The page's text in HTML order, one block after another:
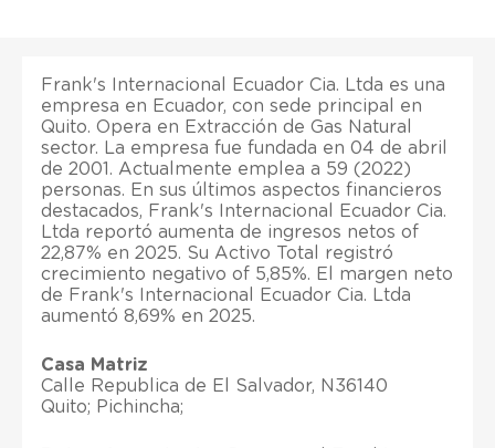
Frank's Internacional Ecuador Cia. Ltda es una
empresa en Ecuador, con sede principal en
Quito. Opera en Extracción de Gas Natural
sector. La empresa fue fundada en 04 de abril
de 2001. Actualmente emplea a 59 (2022)
personas. En sus últimos aspectos financieros
destacados, Frank's Internacional Ecuador Cia.
Ltda reportó aumenta de ingresos netos of
22,87% en 2025. Su Activo Total registró
crecimiento negativo of 5,85%. El margen neto
de Frank's Internacional Ecuador Cia. Ltda
aumentó 8,69% en 2025.
Casa Matriz
Calle Republica de El Salvador, N36140
Quito; Pichincha;